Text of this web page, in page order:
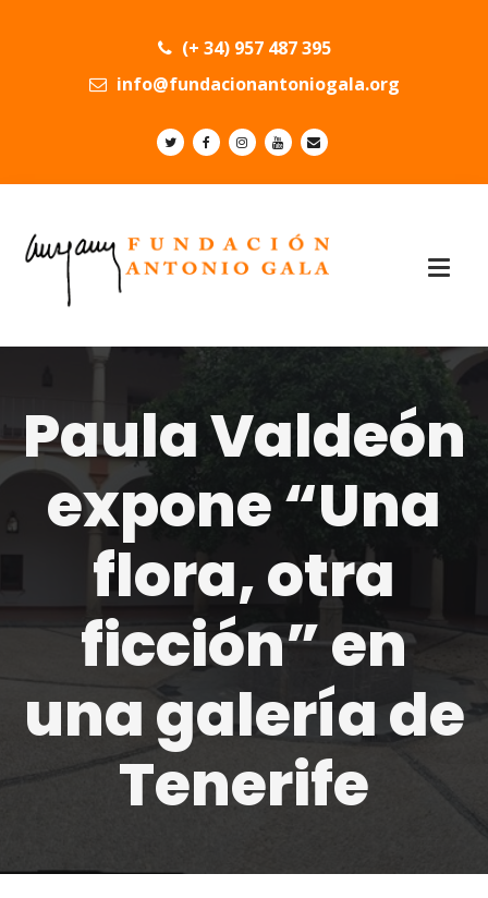
(+ 34) 957 487 395
info@fundacionantoniogala.org
Paula Valdeón
expone “Una
flora, otra
ficción” en
una galería de
Tenerife